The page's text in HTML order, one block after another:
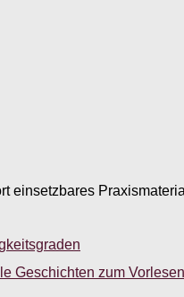
einsetzbares
Geschichten zum